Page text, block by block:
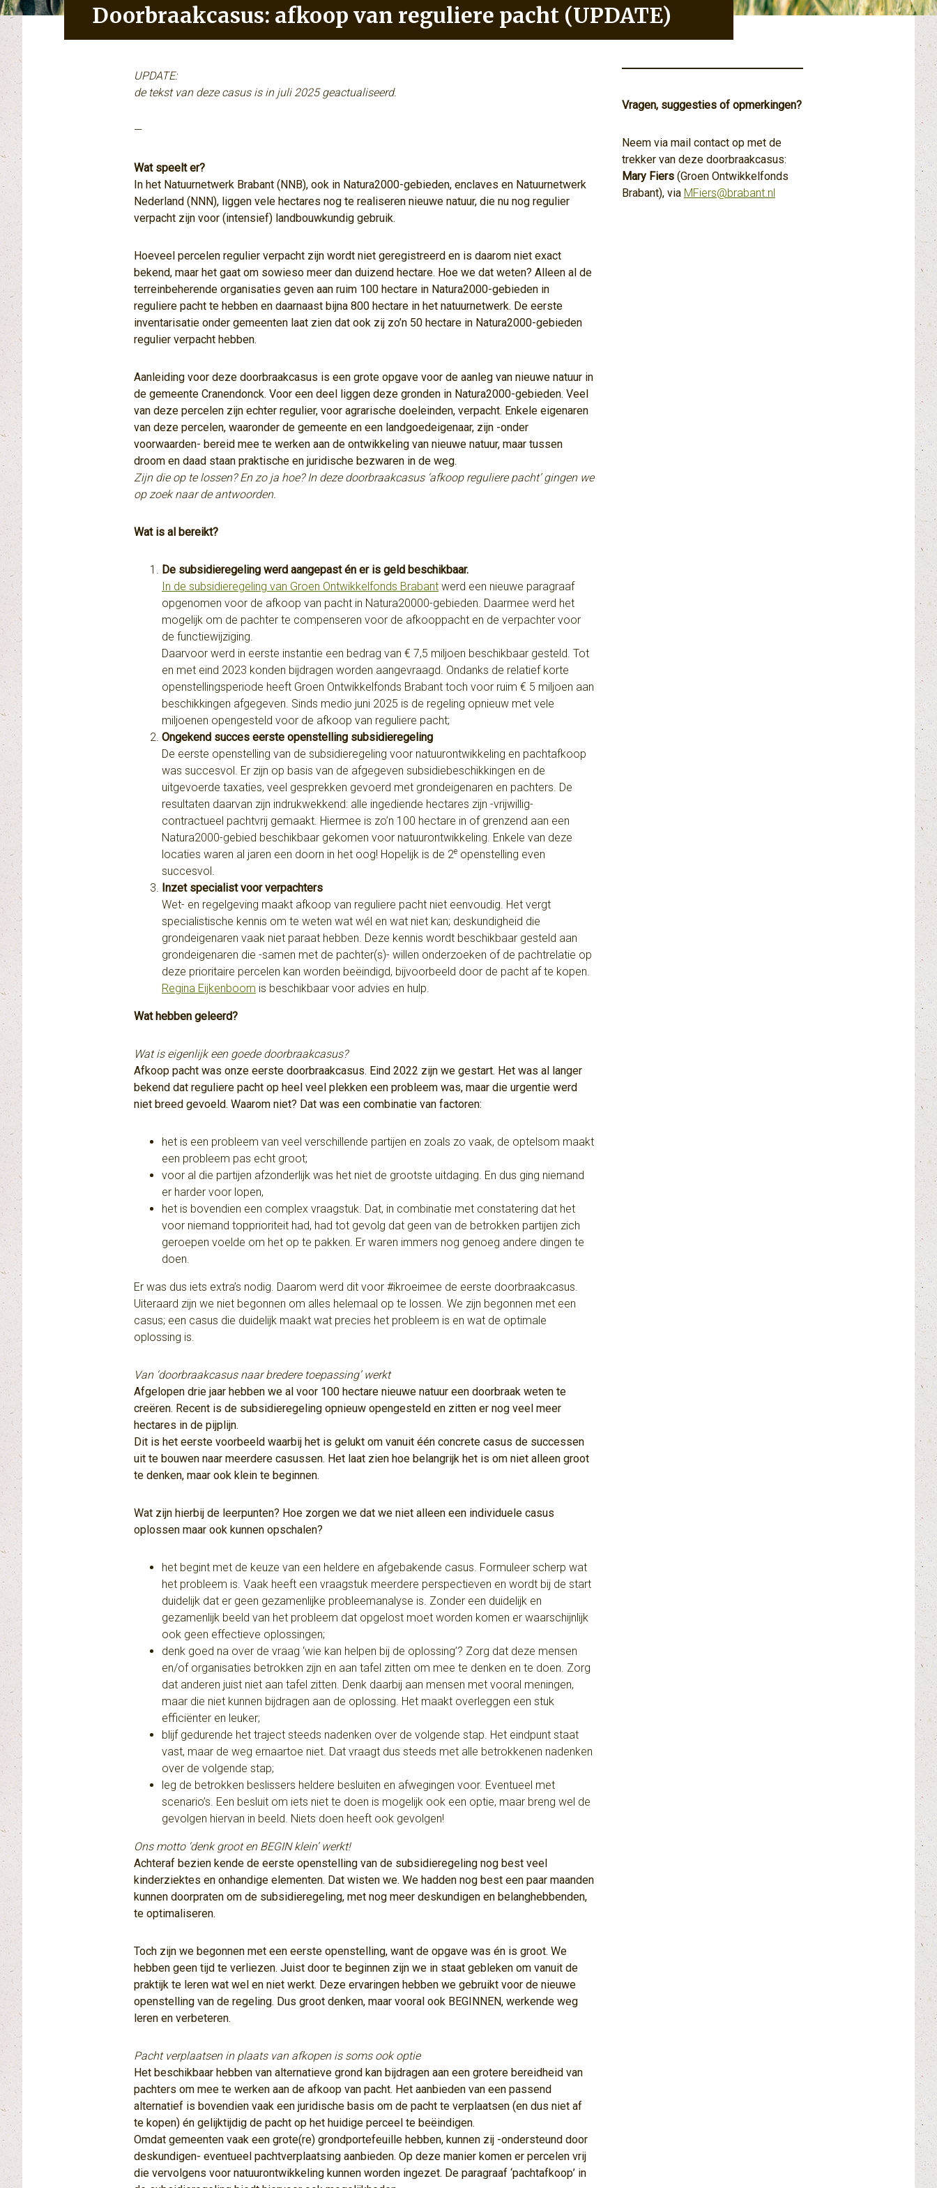
Doorbraakcasus: afkoop van reguliere pacht (UPDATE)
UPDATE:
de tekst van deze casus is in juli 2025 geactualiseerd.
—
Wat speelt er?
In het Natuurnetwerk Brabant (NNB), ook in Natura2000-gebieden, enclaves en Natuurnetwerk
Nederland (NNN), liggen vele hectares nog te realiseren nieuwe natuur, die nu nog regulier
verpacht zijn voor (intensief) landbouwkundig gebruik.
Hoeveel percelen regulier verpacht zijn wordt niet geregistreerd en is daarom niet exact
bekend, maar het gaat om sowieso meer dan duizend hectare. Hoe we dat weten? Alleen al de
terreinbeherende organisaties geven aan ruim 100 hectare in Natura2000-gebieden in
reguliere pacht te hebben en daarnaast bijna 800 hectare in het natuurnetwerk. De eerste
inventarisatie onder gemeenten laat zien dat ook zij zo’n 50 hectare in Natura2000-gebieden
regulier verpacht hebben.
Aanleiding voor deze doorbraakcasus is een grote opgave voor de aanleg van nieuwe natuur in
de gemeente Cranendonck. Voor een deel liggen deze gronden in Natura2000-gebieden. Veel
van deze percelen zijn echter regulier, voor agrarische doeleinden, verpacht. Enkele eigenaren
van deze percelen, waaronder de gemeente en een landgoedeigenaar, zijn -onder
voorwaarden- bereid mee te werken aan de ontwikkeling van nieuwe natuur, maar tussen
droom en daad staan praktische en juridische bezwaren in de weg.
Zijn die op te lossen? En zo ja hoe? In deze doorbraakcasus ‘afkoop reguliere pacht’ gingen we
op zoek naar de antwoorden.
Wat is al bereikt?
De subsidieregeling werd aangepast én er is geld beschikbaar.
In de subsidieregeling van Groen Ontwikkelfonds Brabant werd een nieuwe paragraaf
opgenomen voor de afkoop van pacht in Natura20000-gebieden. Daarmee werd het
mogelijk om de pachter te compenseren voor de afkooppacht en de verpachter voor
de functiewijziging.
Daarvoor werd in eerste instantie een bedrag van € 7,5 miljoen beschikbaar gesteld. Tot
en met eind 2023 konden bijdragen worden aangevraagd. Ondanks de relatief korte
openstellingsperiode heeft Groen Ontwikkelfonds Brabant toch voor ruim € 5 miljoen aan
beschikkingen afgegeven. Sinds medio juni 2025 is de regeling opnieuw met vele
miljoenen opengesteld voor de afkoop van reguliere pacht;
Ongekend succes eerste openstelling subsidieregeling
De eerste openstelling van de subsidieregeling voor natuurontwikkeling en pachtafkoop
was succesvol. Er zijn op basis van de afgegeven subsidiebeschikkingen en de
uitgevoerde taxaties, veel gesprekken gevoerd met grondeigenaren en pachters. De
resultaten daarvan zijn indrukwekkend: alle ingediende hectares zijn -vrijwillig-
contractueel pachtvrij gemaakt. Hiermee is zo’n 100 hectare in of grenzend aan een
Natura2000-gebied beschikbaar gekomen voor natuurontwikkeling. Enkele van deze
locaties waren al jaren een doorn in het oog! Hopelijk is de 2e openstelling even
succesvol.
Inzet specialist voor verpachters
Wet- en regelgeving maakt afkoop van reguliere pacht niet eenvoudig. Het vergt
specialistische kennis om te weten wat wél en wat niet kan; deskundigheid die
grondeigenaren vaak niet paraat hebben. Deze kennis wordt beschikbaar gesteld aan
grondeigenaren die -samen met de pachter(s)- willen onderzoeken of de pachtrelatie op
deze prioritaire percelen kan worden beëindigd, bijvoorbeeld door de pacht af te kopen.
Regina Eijkenboom is beschikbaar voor advies en hulp.
Wat hebben geleerd?
Wat is eigenlijk een goede doorbraakcasus?
Afkoop pacht was onze eerste doorbraakcasus. Eind 2022 zijn we gestart. Het was al langer
bekend dat reguliere pacht op heel veel plekken een probleem was, maar die urgentie werd
niet breed gevoeld. Waarom niet? Dat was een combinatie van factoren:
het is een probleem van veel verschillende partijen en zoals zo vaak, de optelsom maakt
een probleem pas echt groot;
voor al die partijen afzonderlijk was het niet de grootste uitdaging. En dus ging niemand
er harder voor lopen,
het is bovendien een complex vraagstuk. Dat, in combinatie met constatering dat het
voor niemand topprioriteit had, had tot gevolg dat geen van de betrokken partijen zich
geroepen voelde om het op te pakken. Er waren immers nog genoeg andere dingen te
doen.
Er was dus iets extra’s nodig. Daarom werd dit voor #ikroeimee de eerste doorbraakcasus.
Uiteraard zijn we niet begonnen om alles helemaal op te lossen. We zijn begonnen met een
casus; een casus die duidelijk maakt wat precies het probleem is en wat de optimale
oplossing is.
Van ‘doorbraakcasus naar bredere toepassing’ werkt
Afgelopen drie jaar hebben we al voor 100 hectare nieuwe natuur een doorbraak weten te
creëren. Recent is de subsidieregeling opnieuw opengesteld en zitten er nog veel meer
hectares in de pijplijn.
Dit is het eerste voorbeeld waarbij het is gelukt om vanuit één concrete casus de successen
uit te bouwen naar meerdere casussen. Het laat zien hoe belangrijk het is om niet alleen groot
te denken, maar ook klein te beginnen.
Wat zijn hierbij de leerpunten? Hoe zorgen we dat we niet alleen een individuele casus
oplossen maar ook kunnen opschalen?
het begint met de keuze van een heldere en afgebakende casus. Formuleer scherp wat
het probleem is. Vaak heeft een vraagstuk meerdere perspectieven en wordt bij de start
duidelijk dat er geen gezamenlijke probleemanalyse is. Zonder een duidelijk en
gezamenlijk beeld van het probleem dat opgelost moet worden komen er waarschijnlijk
ook geen effectieve oplossingen;
denk goed na over de vraag ‘wie kan helpen bij de oplossing’? Zorg dat deze mensen
en/of organisaties betrokken zijn en aan tafel zitten om mee te denken en te doen. Zorg
dat anderen juist niet aan tafel zitten. Denk daarbij aan mensen met vooral meningen,
maar die niet kunnen bijdragen aan de oplossing. Het maakt overleggen een stuk
efficiënter en leuker;
blijf gedurende het traject steeds nadenken over de volgende stap. Het eindpunt staat
vast, maar de weg ernaartoe niet. Dat vraagt dus steeds met alle betrokkenen nadenken
over de volgende stap;
leg de betrokken beslissers heldere besluiten en afwegingen voor. Eventueel met
scenario’s. Een besluit om iets niet te doen is mogelijk ook een optie, maar breng wel de
gevolgen hiervan in beeld. Niets doen heeft ook gevolgen!
Ons motto ‘denk groot en BEGIN klein’ werkt!
Achteraf bezien kende de eerste openstelling van de subsidieregeling nog best veel
kinderziektes en onhandige elementen. Dat wisten we. We hadden nog best een paar maanden
kunnen doorpraten om de subsidieregeling, met nog meer deskundigen en belanghebbenden,
te optimaliseren.
Toch zijn we begonnen met een eerste openstelling, want de opgave was én is groot. We
hebben geen tijd te verliezen. Juist door te beginnen zijn we in staat gebleken om vanuit de
praktijk te leren wat wel en niet werkt. Deze ervaringen hebben we gebruikt voor de nieuwe
openstelling van de regeling. Dus groot denken, maar vooral ook BEGINNEN, werkende weg
leren en verbeteren.
Pacht verplaatsen in plaats van afkopen is soms ook optie
Het beschikbaar hebben van alternatieve grond kan bijdragen aan een grotere bereidheid van
pachters om mee te werken aan de afkoop van pacht. Het aanbieden van een passend
alternatief is bovendien vaak een juridische basis om de pacht te verplaatsen (en dus niet af
te kopen) én gelijktijdig de pacht op het huidige perceel te beëindigen.
Omdat gemeenten vaak een grote(re) grondportefeuille hebben, kunnen zij -ondersteund door
deskundigen- eventueel pachtverplaatsing aanbieden. Op deze manier komen er percelen vrij
die vervolgens voor natuurontwikkeling kunnen worden ingezet. De paragraaf ‘pachtafkoop’ in
Vragen, suggesties of opmerkingen?
Neem via mail contact op met de
trekker van deze doorbraakcasus:
Mary Fiers (Groen Ontwikkelfonds
Brabant), via MFiers@brabant.nl